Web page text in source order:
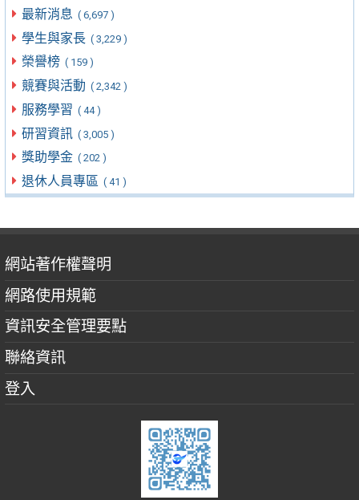
最新消息 ( 6,697 )
學生與家長 ( 3,229 )
榮譽榜 ( 159 )
競賽與活動 ( 2,342 )
服務學習 ( 44 )
研習資訊 ( 3,005 )
獎助學金 ( 202 )
退休人員專區 ( 41 )
網站著作權聲明
網路使用規範
資訊安全管理要點
聯絡資訊
登入